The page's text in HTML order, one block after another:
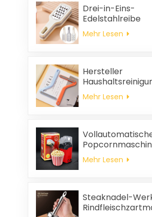
umweltfreundlich
Drei-in-Eins-
Edelstahlreibe
Mehr Lesen
Hersteller
aus Kunststoff
statische
Mehr Lesen
tragbare
Mehr Lesen
Steaknadel-